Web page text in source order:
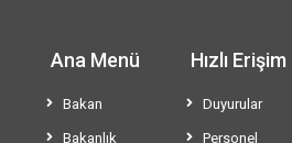
Ana Menü
Bakan
Bakanlık
Hızlı Erişim
Duyurular
Personel